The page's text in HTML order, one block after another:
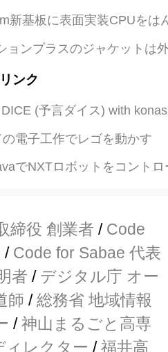
新基板に表面実装CPUをは
ョンプラスのジャケットは
ンク
(予言ダイス) with
電子工作でレゴを動かす
でNXTロボットをコントロ
締役 創業者 / Code
/ Code for Sabae 代表
者 / デジタル庁 オー
師 /総務省 地域情報
/神山まるごと高専
ィレクター /福井高